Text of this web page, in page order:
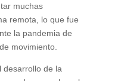
muchas
remota, lo que fue
la pandemia de
movimiento.
desarrollo de la